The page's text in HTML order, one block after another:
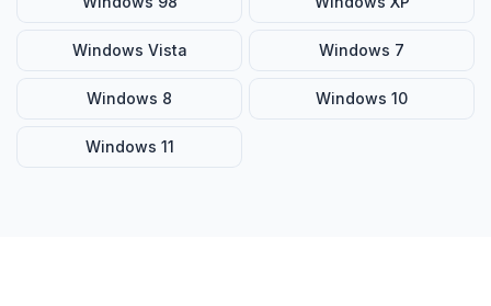
Windows Vista Windows 7
Windows 8 Windows 10
Windows 11